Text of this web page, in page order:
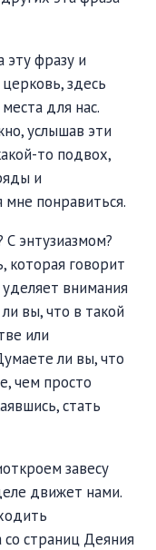
фразу и
здесь
для нас.
услышав эти
то подвох,
и
мне понравиться.
энтузиазмом?
которая говорит
внимания
вы, что в такой
или
ли вы, что
чем просто
стать
завесу
движет нами.
страниц Деяния